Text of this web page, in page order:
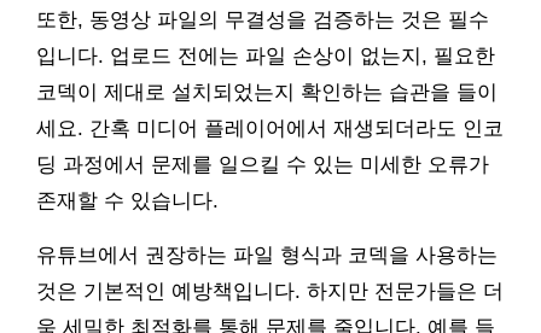
또한, 동영상 파일의 무결성을 검증하는 것은 필수
입니다. 업로드 전에는 파일 손상이 없는지, 필요한
코덱이 제대로 설치되었는지 확인하는 습관을 들이
세요. 간혹 미디어 플레이어에서 재생되더라도 인코
딩 과정에서 문제를 일으킬 수 있는 미세한 오류가
존재할 수 있습니다.
유튜브에서 권장하는 파일 형식과 코덱을 사용하는
것은 기본적인 예방책입니다. 하지만 전문가들은 더
욱 세밀한 최적화를 통해 문제를 줄입니다. 예를 들